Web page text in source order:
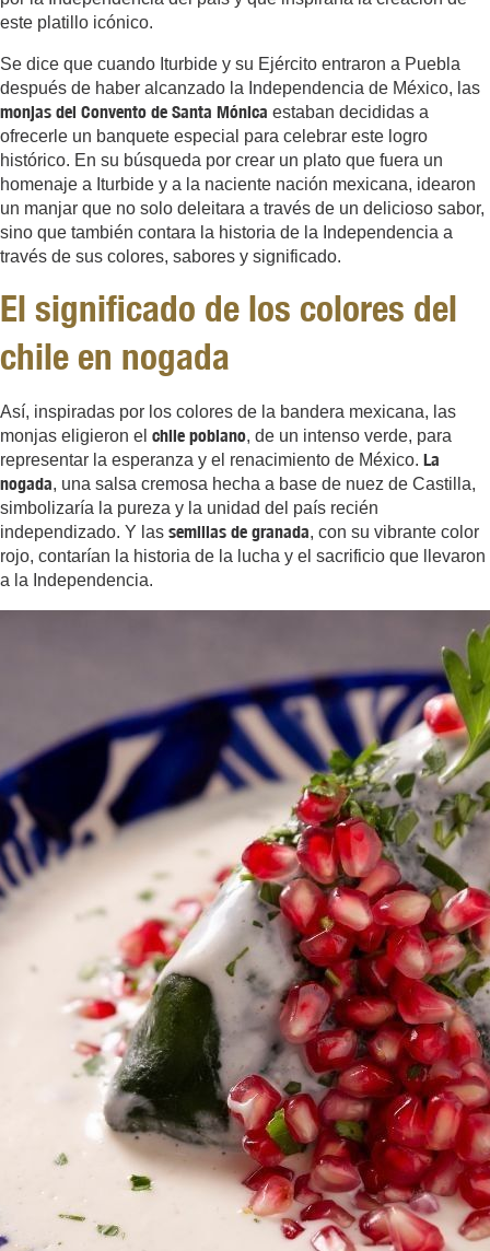
este platillo icónico.
Se dice que cuando Iturbide y su Ejército entraron a Puebla
después de haber alcanzado la Independencia de México, las
monjas del Convento de Santa Mónica estaban decididas a
ofrecerle un banquete especial para celebrar este logro
histórico. En su búsqueda por crear un plato que fuera un
homenaje a Iturbide y a la naciente nación mexicana, idearon
un manjar que no solo deleitara a través de un delicioso sabor,
sino que también contara la historia de la Independencia a
través de sus colores, sabores y significado.
El significado de los colores del
chile en nogada
Así, inspiradas por los colores de la bandera mexicana, las
monjas eligieron el chile poblano, de un intenso verde, para
representar la esperanza y el renacimiento de México. La
nogada, una salsa cremosa hecha a base de nuez de Castilla,
simbolizaría la pureza y la unidad del país recién
independizado. Y las semillas de granada, con su vibrante color
rojo, contarían la historia de la lucha y el sacrificio que llevaron
a la Independencia.